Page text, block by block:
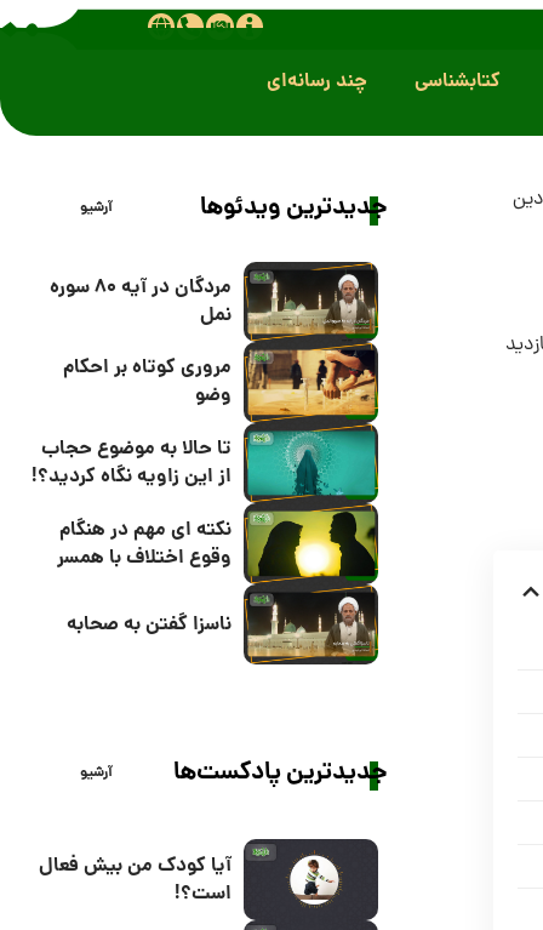
کتابشناسی چند رسانه‌ای
جدیدترین ویدئوها آرشیو
مردگان در آیه 80 سوره
نمل
مروری کوتاه بر احکام
وضو
تا حالا به موضوع حجاب
از این زاویه نگاه کردید؟!
نکته ای مهم در هنگام
وقوع اختلاف با همسر
ناسزا گفتن به صحابه
جدیدترین پادکست‌ها آرشیو
آیا کودک من بیش فعال
است؟!